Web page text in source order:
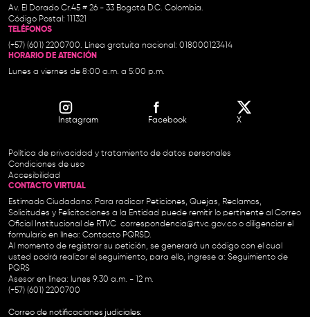
Av. El Dorado Cr.45 # 26 - 33 Bogotá D.C. Colombia.
Código Postal: 111321
TELÉFONOS
(+57) (601) 2200700. Línea gratuita nacional: 018000123414
HORARIO DE ATENCIÓN
Lunes a viernes de 8:00 a.m. a 5:00 p.m.
Instagram Facebook X
Política de privacidad y tratamiento de datos personales
Condiciones de uso
Accesibilidad
CONTACTO VIRTUAL
Estimado Ciudadano: Para radicar Peticiones, Quejas, Reclamos,
Solicitudes y Felicitaciones a la Entidad puede remitir lo pertinente al Correo
Oficial Institucional de RTVC correspondencia@rtvc.gov.co o diligenciar el
formulario en línea: Contacto PQRSD.
Al momento de registrar su petición, se generará un código con el cual
usted podrá realizar el seguimiento, para ello, ingrese a: Seguimiento de
PQRS
Asesor en línea: lunes 9:30 a.m. - 12 m.
(+57) (601) 2200700
Correo de notificaciones judiciales: